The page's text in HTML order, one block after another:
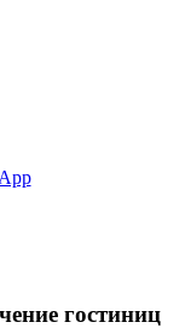
гостиниц